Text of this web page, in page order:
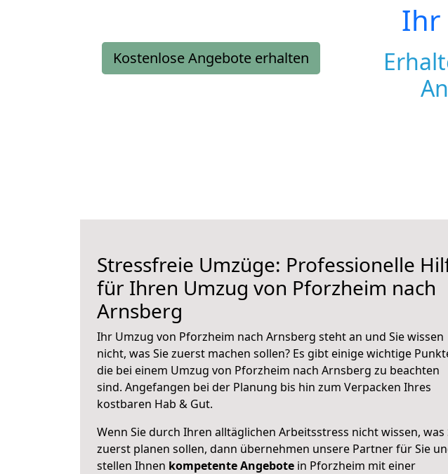
Kostenlose Angebote erhalten
Ihr
Stressfreie Umzüge: Professionelle
für Ihren Umzug von Pforzheim nach
Arnsberg
Ihr Umzug von Pforzheim nach Arnsberg steht an und Sie wissen
nicht, was Sie zuerst machen sollen? Es gibt einige wichtige
die bei einem Umzug von Pforzheim nach Arnsberg zu beachten
sind. Angefangen bei der Planung bis hin zum Verpacken Ihres
kostbaren Hab & Gut.
Wenn Sie durch Ihren alltäglichen Arbeitsstress nicht wissen, was
zuerst planen sollen, dann übernehmen unsere Partner für Sie
stellen Ihnen kompetente Angebote in Pforzheim mit einer